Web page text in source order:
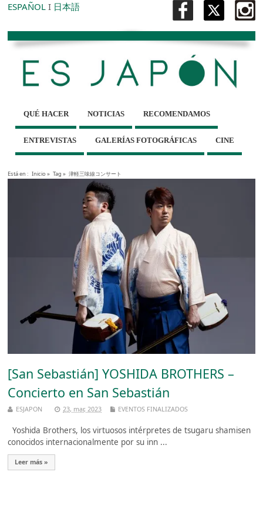
ESPAÑOL I 日本語
QUÉ HACER NOTICIAS RECOMENDAMOS
ENTREVISTAS GALERÍAS FOTOGRÁFICAS CINE
Está en : Inicio» Tag » 津軽三味線コンサート
[San Sebastián] YOSHIDA BROTHERS –
Concierto en San Sebastián
ESJAPON 23, mar, 2023 EVENTOS FINALIZADOS
Yoshida Brothers, los virtuosos intérpretes de tsugaru shamisen
conocidos internacionalmente por su inn ...
Leer más »